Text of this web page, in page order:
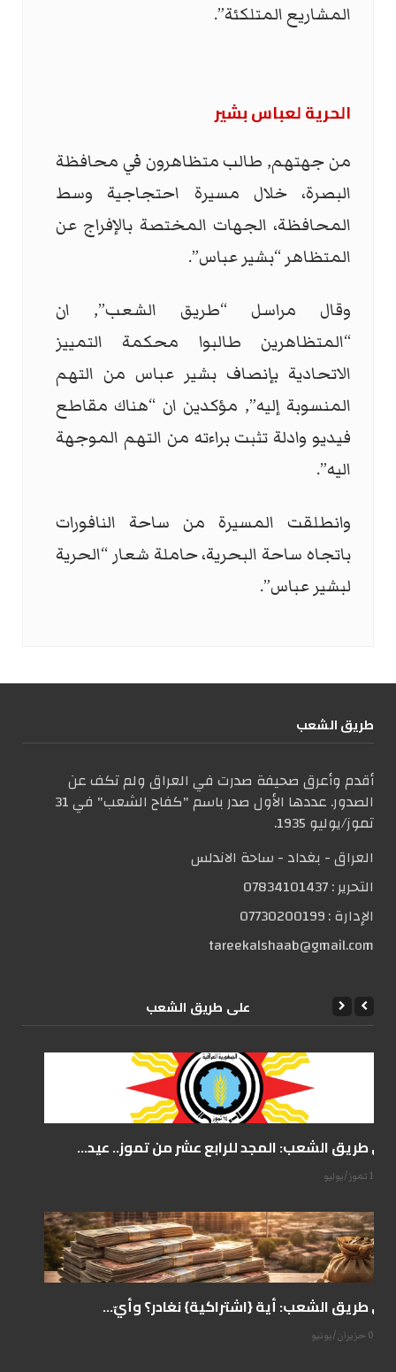
المشاريع المتلكئة”.
الحرية لعباس بشير
من جهتهم, طالب متظاهرون في محافظة
البصرة، خلال مسيرة احتجاجية وسط
المحافظة، الجهات المختصة بالإفراج عن
المتظاهر “بشير عباس”.
وقال مراسل “طريق الشعب”, ان
“المتظاهرين طالبوا محكمة التمييز
الاتحادية بإنصاف بشير عباس من التهم
المنسوبة إليه”, مؤكدين ان “هناك مقاطع
فيديو وادلة تثبت براءته من التهم الموجهة
اليه”.
وانطلقت المسيرة من ساحة النافورات
باتجاه ساحة البحرية، حاملة شعار “الحرية
لبشير عباس”.
طریق الشعب
أقدم وأعرق صحيفة صدرت في العراق ولم تكف عن
الصدور. عددها الأول صدر باسم "كفاح الشعب" في 31
تموز/يوليو 1935.
العراق - بغداد - ساحة الاندلس
التحریر :07834101437
الإدارة :07730200199
tareekalshaab@gmail.com
علی طریق الشعب
على طريق الشعب: المجد للرابع عشر من تموز.. عيد...
14 تموز/يوليو
على طريق الشعب: أية {اشتراكية} نغادر؟ وأيّ...
07 حزيران/يونيو